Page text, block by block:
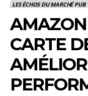
LES ÉCHOS DU MARCHÉ PUB
CARTE